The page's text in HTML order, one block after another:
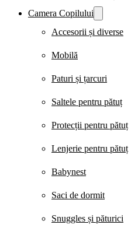
Camera Copilului
Accesorii și diverse
Mobilă
Paturi și țarcuri
Saltele pentru pătuț
Protecții pentru pătuț
Lenjerie pentru pătuț
Babynest
Saci de dormit
Snuggles și păturici